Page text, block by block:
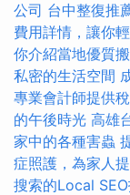
公司 台中整復推
費用詳情，讓你
你介紹當地優質
私密的生活空間
專業會計師提供
的午後時光 高雄
家中的各種害蟲
症照護，為家人
搜索的Local